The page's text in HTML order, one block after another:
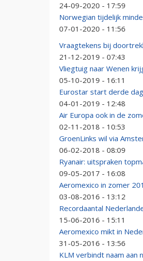
24-09-2020 - 17:59
Norwegian tijdelijk
07-01-2020 - 11:56
Vraagtekens bij
21-12-2019 - 07:43
Vliegtuig naar Wenen
05-10-2019 - 16:11
Eurostar start derde
04-01-2019 - 12:48
Air Europa ook in de
02-11-2018 - 10:53
GroenLinks wil via
06-02-2018 - 08:09
Ryanair: uitspraken
09-05-2017 - 16:08
Aeromexico in zomer
03-08-2016 - 13:12
Recordaantal
15-06-2016 - 15:11
Aeromexico mikt in
31-05-2016 - 13:56
KLM verbindt naam aan